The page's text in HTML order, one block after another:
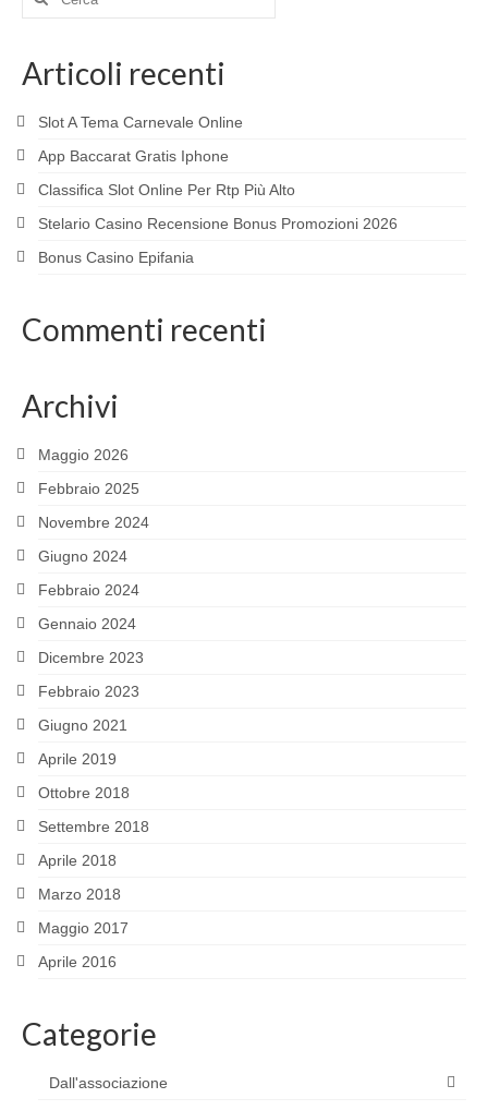
Articoli recenti
Slot A Tema Carnevale Online
App Baccarat Gratis Iphone
Classifica Slot Online Per Rtp Più Alto
Stelario Casino Recensione Bonus Promozioni 2026
Bonus Casino Epifania
Commenti recenti
Archivi
Maggio 2026
Febbraio 2025
Novembre 2024
Giugno 2024
Febbraio 2024
Gennaio 2024
Dicembre 2023
Febbraio 2023
Giugno 2021
Aprile 2019
Ottobre 2018
Settembre 2018
Aprile 2018
Marzo 2018
Maggio 2017
Aprile 2016
Categorie
Dall'associazione